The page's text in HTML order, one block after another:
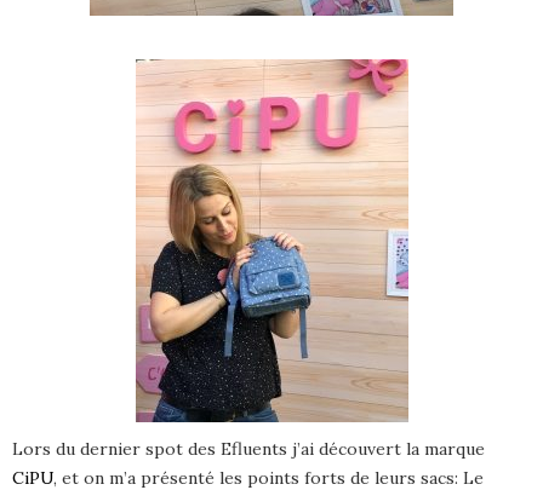
Lors du dernier spot des Efluents j’ai découvert la marque
CiPU, et on m’a présenté les points forts de leurs sacs: Le